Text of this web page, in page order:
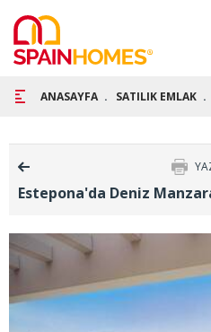
ANASAYFA SATILIK EMLAK
Estepona'da Deniz